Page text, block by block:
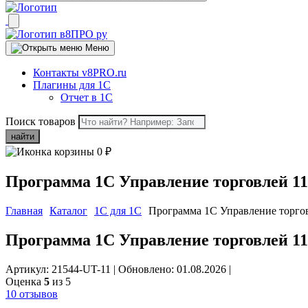
Меню
Контакты v8PRO.ru
Плагины для 1С
Отчет в 1С
Поиск товаров
найти
0 ₽
Программа 1С Управление торговлей 11
Главная Каталог 1C для 1C Программа 1С Управление
Программа 1С Управление торговлей 11
Артикул: 21544-UT-11 | Обновлено: 01.08.2026 |
Оценка 5 из 5
10 отзывов